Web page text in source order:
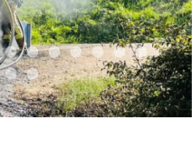
02 01
2023 032023 022023 012021 032021 012019 02
2019 01
02 03
2018 012016 05